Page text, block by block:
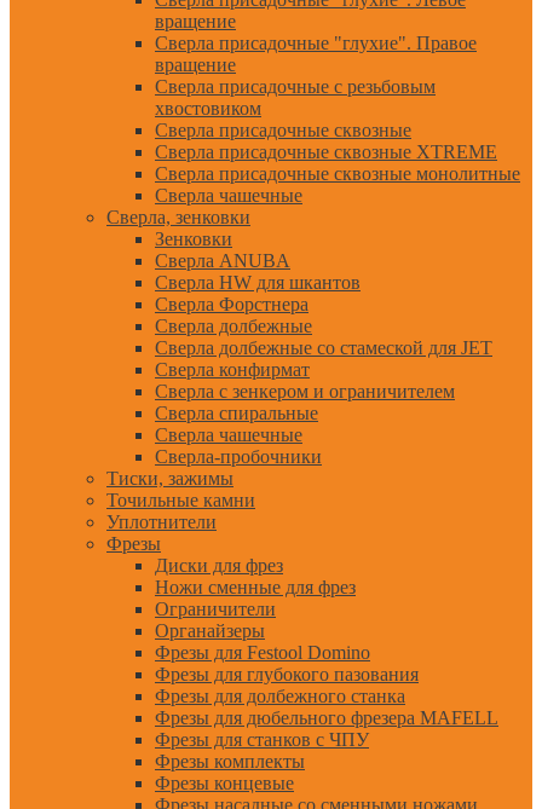
вращение
Сверла присадочные "глухие". Правое
вращение
Сверла присадочные с резьбовым
хвостовиком
Сверла присадочные сквозные
Сверла присадочные сквозные XTREME
Сверла присадочные сквозные монолитные
Сверла чашечные
Сверла, зенковки
Зенковки
Сверла ANUBA
Сверла HW для шкантов
Сверла Форстнера
Сверла долбежные
Сверла долбежные со стамеской для JET
Сверла конфирмат
Сверла с зенкером и ограничителем
Сверла спиральные
Сверла чашечные
Сверла-пробочники
Тиски, зажимы
Точильные камни
Уплотнители
Фрезы
Диски для фрез
Ножи сменные для фрез
Ограничители
Органайзеры
Фрезы для Festool Domino
Фрезы для глубокого пазования
Фрезы для долбежного станка
Фрезы для дюбельного фрезера MAFELL
Фрезы для станков с ЧПУ
Фрезы комплекты
Фрезы концевые
Фрезы насадные со сменными ножами